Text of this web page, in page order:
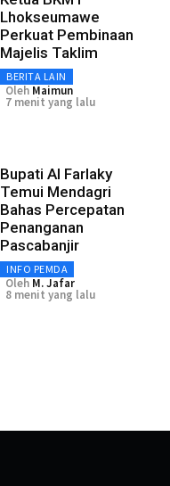
Lhokseumawe
Perkuat Pembinaan
Majelis Taklim
BERITA LAIN
Oleh Maimun
7 menit yang lalu
Bupati Al Farlaky
Temui Mendagri
Bahas Percepatan
Penanganan
Pascabanjir
INFO PEMDA
Oleh M. Jafar
8 menit yang lalu